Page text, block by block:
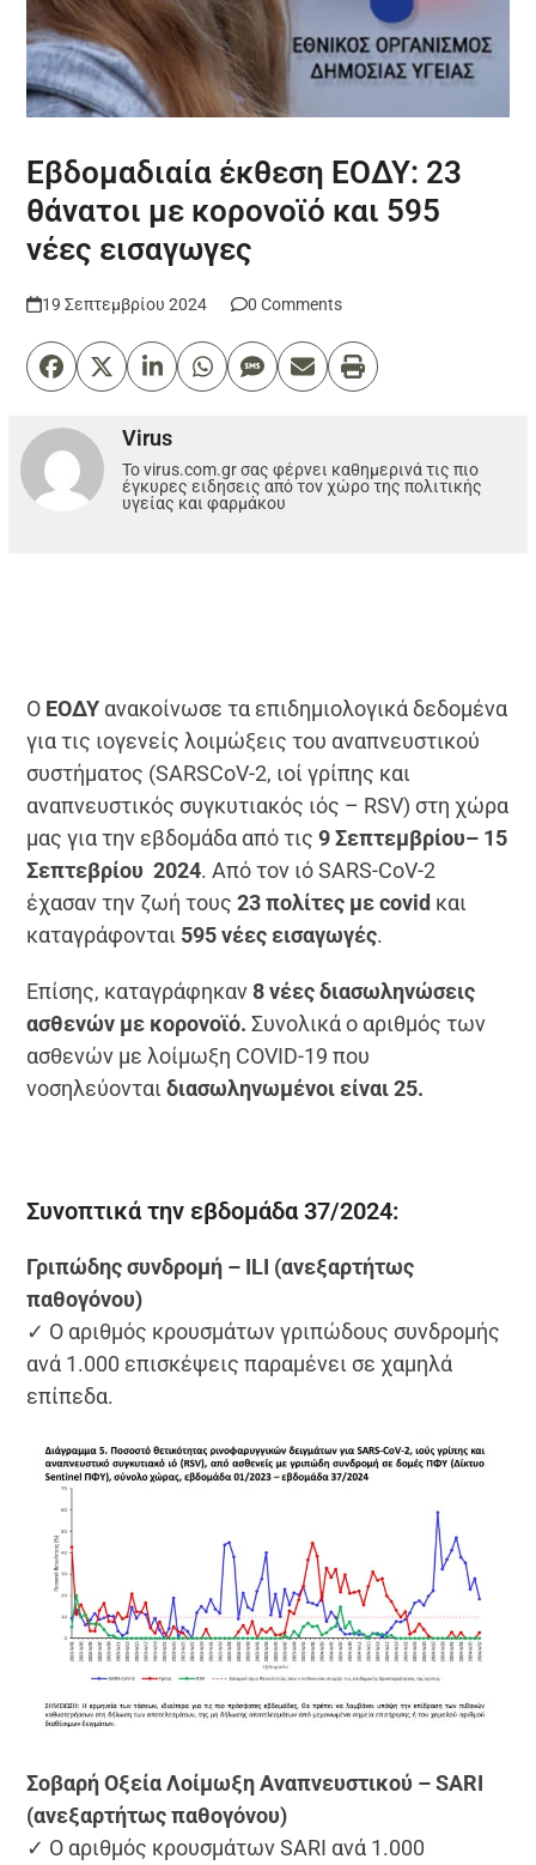
Εβδομαδιαία έκθεση ΕΟΔΥ: 23
θάνατοι με κορονοϊό και 595
νέες εισαγωγες
19 Σεπτεμβρίου 2024 0 Comments
Virus
Το virus.com.gr σας φέρνει καθημερινά τις πιο
έγκυρες ειδησεις από τον χώρο της πολιτικής
υγείας και φαρμάκου
Ο ΕΟΔΥ ανακοίνωσε τα επιδημιολογικά δεδομένα
για τις ιογενείς λοιμώξεις του αναπνευστικού
συστήματος (SARSCoV-2, ιοί γρίπης και
αναπνευστικός συγκυτιακός ιός – RSV) στη χώρα
μας για την εβδομάδα από τις 9 Σεπτεμβρίου– 15
Σεπτεβρίου 2024. Από τον ιό SARS-CoV-2
έχασαν την ζωή τους 23 πολίτες με covid και
καταγράφονται 595 νέες εισαγωγές.
Επίσης, καταγράφηκαν8 νέες διασωληνώσεις
ασθενών με κορονοϊό.Συνολικά ο αριθμός των
ασθενών με λοίμωξη COVID-19 που
νοσηλεύονταιδιασωληνωμένοι είναι 25.
Συνοπτικά την εβδομάδα 37/2024:
Γριπώδης συνδρομή – ILI (ανεξαρτήτως
παθογόνου)
✓ Ο αριθμός κρουσμάτων γριπώδους συνδρομής
ανά 1.000 επισκέψεις παραμένει σε χαμηλά
επίπεδα.
Σοβαρή Οξεία Λοίμωξη Αναπνευστικού – SARI
(ανεξαρτήτως παθογόνου)
✓ Ο αριθμός κρουσμάτων SARI ανά 1.000